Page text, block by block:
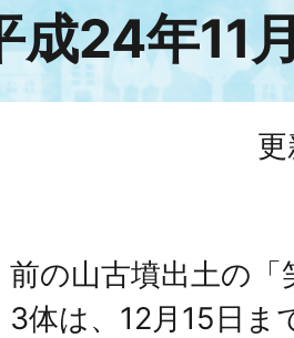
成24年11
前の山古墳出土の「
3体は、12月15日ま